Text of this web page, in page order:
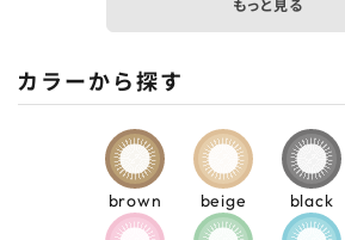
もっと見る
カラーから探す
brown beige black